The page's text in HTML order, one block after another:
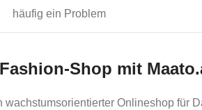
häufig ein Problem
Shop mit
Onlineshop für